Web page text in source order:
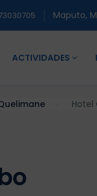
Maputo,
ACTIVIDADES
Hotel